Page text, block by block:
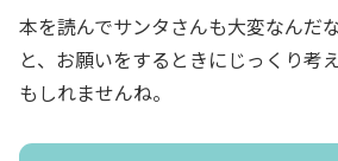
本を読んでサンタさんも大変なんだ
と、お願いをするときにじっくり考
もしれませんね。